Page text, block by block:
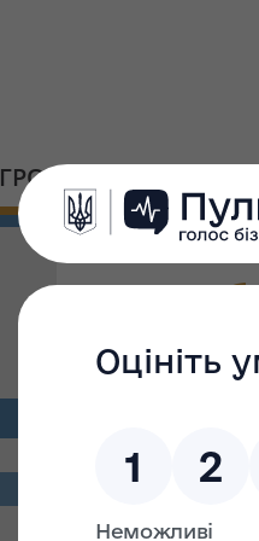
ГРОМАДСЬКА
Стан